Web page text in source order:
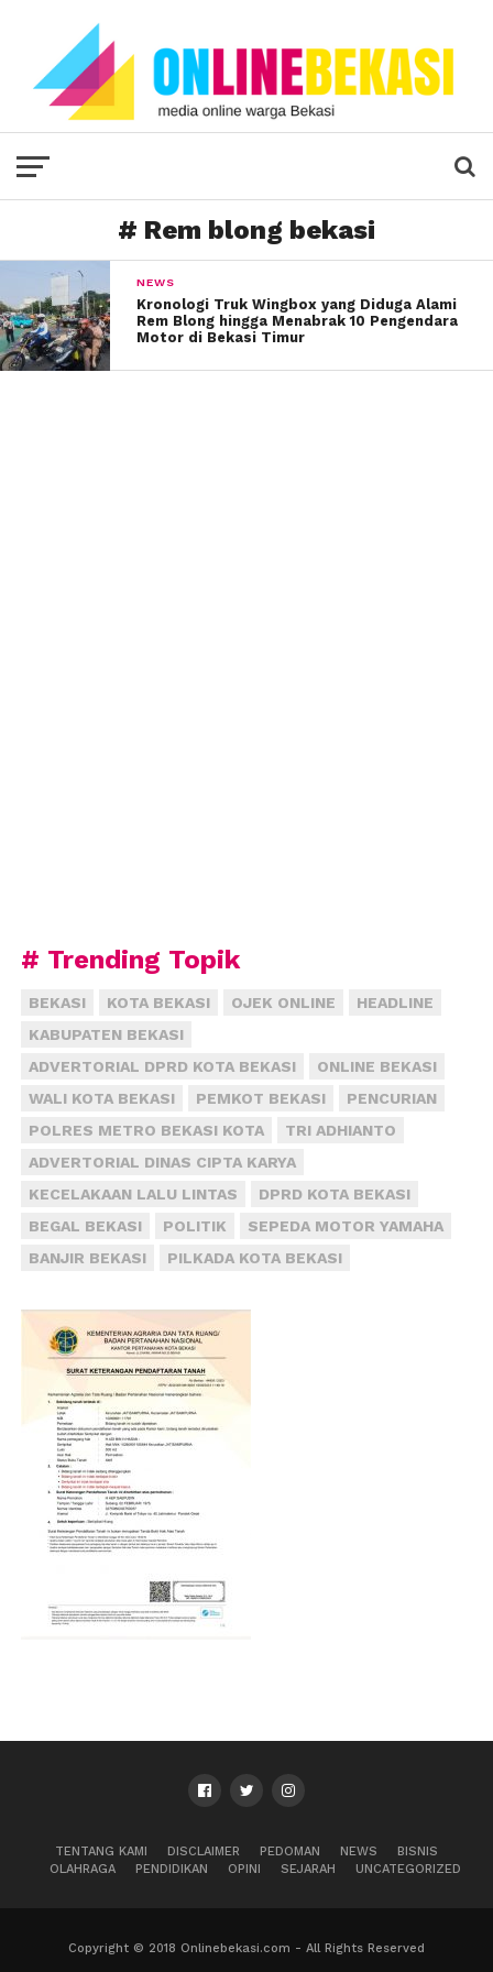
# Rem blong bekasi
NEWS
Kronologi Truk Wingbox yang Diduga Alami
Rem Blong hingga Menabrak 10 Pengendara
Motor di Bekasi Timur
# Trending Topik
BEKASI KOTA BEKASI OJEK ONLINE
HEADLINE
KABUPATEN BEKASI
ADVERTORIAL DPRD KOTA BEKASI
ONLINE BEKASI
WALI KOTA BEKASI
PEMKOT BEKASI
PENCURIAN
POLRES METRO BEKASI KOTA
TRI ADHIANTO
ADVERTORIAL DINAS CIPTA KARYA
KECELAKAAN LALU LINTAS
DPRD KOTA BEKASI
BEGAL BEKASI
POLITIK
SEPEDA MOTOR YAMAHA
BANJIR BEKASI
PILKADA KOTA BEKASI
TENTANG KAMI DISCLAIMER PEDOMAN NEWS
BISNIS
OLAHRAGA
PENDIDIKAN OPINI SEJARAH UNCATEGORIZED
Copyright © 2018 Onlinebekasi.com - All Rights Reserved